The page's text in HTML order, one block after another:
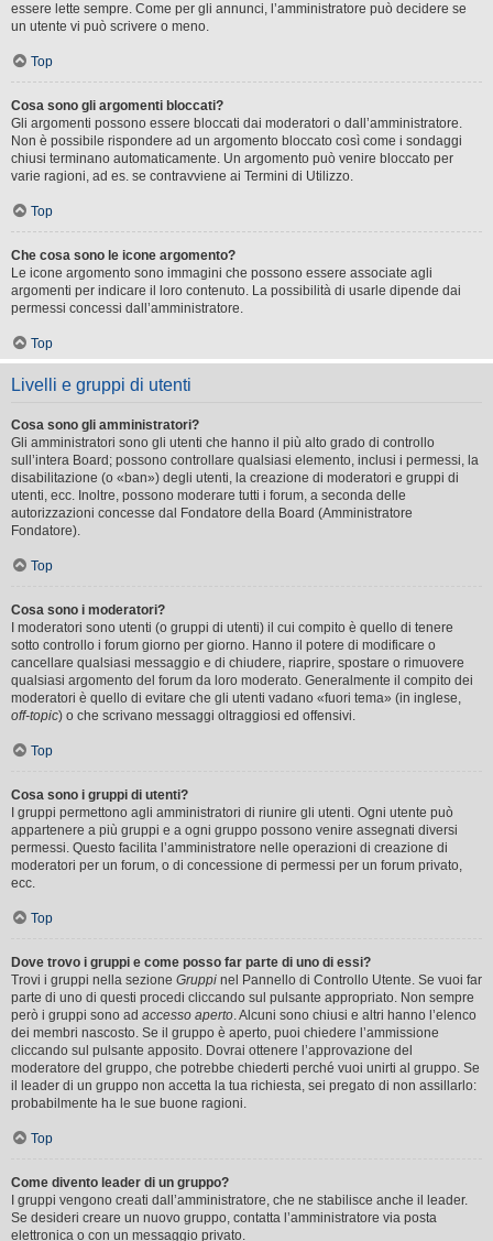
essere lette sempre. Come per gli annunci, l’amministratore può decidere se
un utente vi può scrivere o meno.
Top
Cosa sono gli argomenti bloccati?
Gli argomenti possono essere bloccati dai moderatori o dall’amministratore.
Non è possibile rispondere ad un argomento bloccato così come i sondaggi
chiusi terminano automaticamente. Un argomento può venire bloccato per
varie ragioni, ad es. se contravviene ai Termini di Utilizzo.
Top
Che cosa sono le icone argomento?
Le icone argomento sono immagini che possono essere associate agli
argomenti per indicare il loro contenuto. La possibilità di usarle dipende dai
permessi concessi dall’amministratore.
Top
Livelli e gruppi di utenti
Cosa sono gli amministratori?
Gli amministratori sono gli utenti che hanno il più alto grado di controllo
sull’intera Board; possono controllare qualsiasi elemento, inclusi i permessi, la
disabilitazione (o «ban») degli utenti, la creazione di moderatori e gruppi di
utenti, ecc. Inoltre, possono moderare tutti i forum, a seconda delle
autorizzazioni concesse dal Fondatore della Board (Amministratore
Fondatore).
Top
Cosa sono i moderatori?
I moderatori sono utenti (o gruppi di utenti) il cui compito è quello di tenere
sotto controllo i forum giorno per giorno. Hanno il potere di modificare o
cancellare qualsiasi messaggio e di chiudere, riaprire, spostare o rimuovere
qualsiasi argomento del forum da loro moderato. Generalmente il compito dei
moderatori è quello di evitare che gli utenti vadano «fuori tema» (in inglese,
off-topic) o che scrivano messaggi oltraggiosi ed offensivi.
Top
Cosa sono i gruppi di utenti?
I gruppi permettono agli amministratori di riunire gli utenti. Ogni utente può
appartenere a più gruppi e a ogni gruppo possono venire assegnati diversi
permessi. Questo facilita l’amministratore nelle operazioni di creazione di
moderatori per un forum, o di concessione di permessi per un forum privato,
ecc.
Top
Dove trovo i gruppi e come posso far parte di uno di essi?
Trovi i gruppi nella sezione Gruppi nel Pannello di Controllo Utente. Se vuoi far
parte di uno di questi procedi cliccando sul pulsante appropriato. Non sempre
però i gruppi sono ad accesso aperto. Alcuni sono chiusi e altri hanno l’elenco
dei membri nascosto. Se il gruppo è aperto, puoi chiedere l’ammissione
cliccando sul pulsante apposito. Dovrai ottenere l’approvazione del
moderatore del gruppo, che potrebbe chiederti perché vuoi unirti al gruppo. Se
il leader di un gruppo non accetta la tua richiesta, sei pregato di non assillarlo:
probabilmente ha le sue buone ragioni.
Top
Come divento leader di un gruppo?
I gruppi vengono creati dall’amministratore, che ne stabilisce anche il leader.
Se desideri creare un nuovo gruppo, contatta l’amministratore via posta
elettronica o con un messaggio privato.